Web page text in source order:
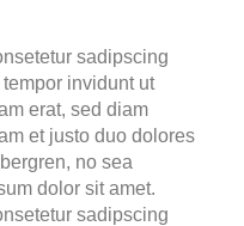
sadipscing
invidunt ut
erat, sed diam
et justo duo dolores
no sea
dolor sit amet.
sadipscing